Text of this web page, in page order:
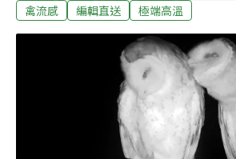
長李政賢說明，林火累計延燒面積雖達
持續滅火中。27日遇清晨降雨，下午
報、中央社報導）草莓園驚見「網殺」
保育類領角鴞也難逃
禽流感
編輯直送 極端高溫